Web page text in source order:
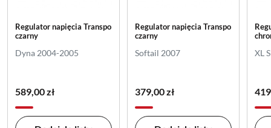
Regulator napięcia Transpo
czarny
Dyna 2004-2005
589,00 zł
Regulator napięcia Transpo
czarny
Softail 2007
379,00 zł
XL